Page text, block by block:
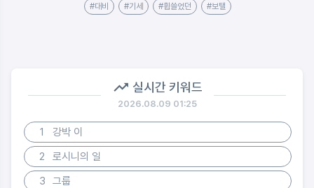
#대비 #기세 #휩쓸었던 #보탤
실시간 키워드
2026.08.09 01:25
1
강박 이
2
로시니의 일
3
그룹